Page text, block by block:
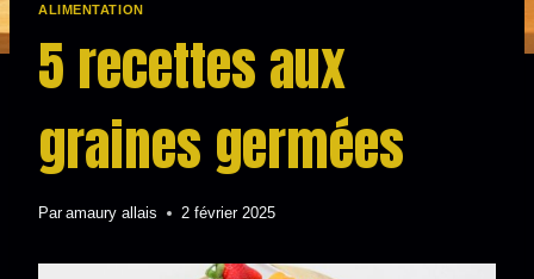
ALIMENTATION
5 recettes aux
graines germées
Par amaury allais 2 février 2025